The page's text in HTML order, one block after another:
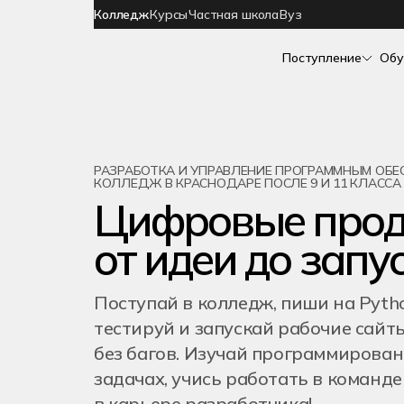
КолледжКурсыЧастная школаВуз
Поступление
прогрммистом
Даты мероприятий
Стажировки и трудоустройтсво
Служба психологической поддержки
Отзывы студентов
Как помочь колледжу Хекслет?
Контакты
Geek Teachers
РАЗРАБОТКА И УПРАВЛЕНИЕ ПРОГРАММНЫМ
КОЛЛЕДЖ В КРАСНОДАРЕ ПОСЛЕ 9 И 11 КЛАССА
Цифровые
от идеи до
Поступай в колледж, пиши на
тестируй и запускай рабочие
без багов. Изучай
задачах, учись работать в